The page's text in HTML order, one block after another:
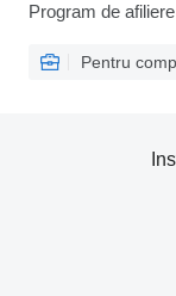
Program de afiliere
Pentru